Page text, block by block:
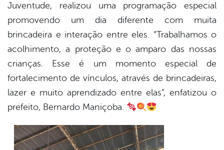
Juventude, realizou uma programação especial
promovendo um dia diferente com muita
brincadeira e interação entre eles. “Trabalhamos o
acolhimento, a proteção e o amparo das nossas
crianças. Esse é um momento especial de
fortalecimento de vínculos, através de brincadeiras,
lazer e muito aprendizado entre elas”, enfatizou o
prefeito, Bernardo Maniçoba.